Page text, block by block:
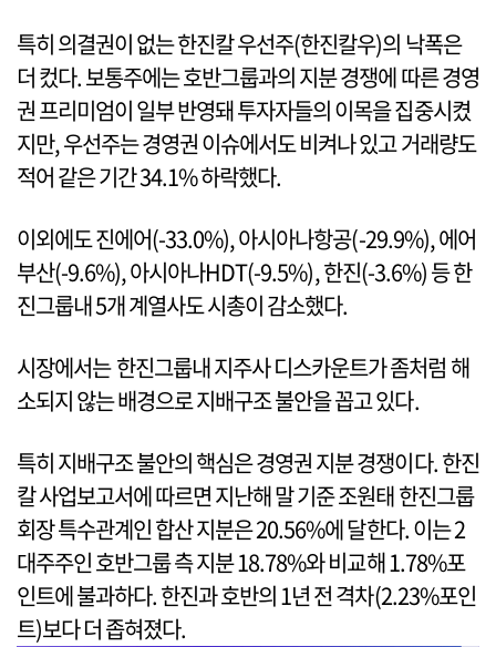
특히 의결권이 없는 한진칼 우선주(한진칼우)의 낙폭은
더 컸다. 보통주에는 호반그룹과의 지분 경쟁에 따른 경영
권 프리미엄이 일부 반영돼 투자자들의 이목을 집중시켰
지만, 우선주는 경영권 이슈에서도 비켜나 있고 거래량도
적어 같은 기간 34.1% 하락했다.
이외에도 진에어(-33.0%), 아시아나항공(-29.9%), 에어
부산(-9.6%), 아시아나HDT(-9.5%), 한진(-3.6%) 등 한
진그룹내 5개 계열사도 시총이 감소했다.
시장에서는 한진그룹내 지주사 디스카운트가 좀처럼 해
소되지 않는 배경으로 지배구조 불안을 꼽고 있다.
특히 지배구조 불안의 핵심은 경영권 지분 경쟁이다. 한진
칼 사업보고서에 따르면 지난해 말 기준 조원태 한진그룹
회장 특수관계인 합산 지분은 20.56%에 달한다. 이는 2
대주주인 호반그룹 측 지분 18.78%와 비교해 1.78%포
인트에 불과하다. 한진과 호반의 1년 전 격차(2.23%포인
트)보다 더 좁혀졌다.